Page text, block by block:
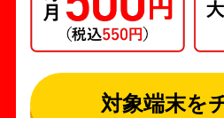
対象端末を